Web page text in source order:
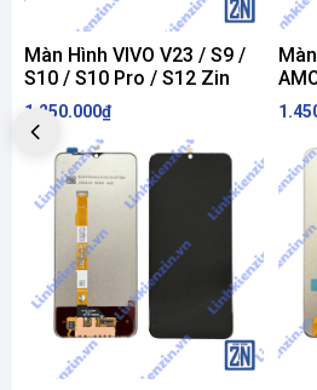
Màn Hình VIVO V23 / S9 /
S10 / S10 Pro / S12 Zin
1.250.000₫